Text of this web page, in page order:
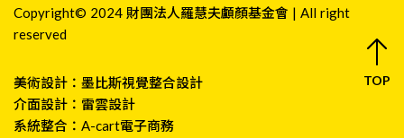
Copyright© 2024 財團法人羅慧夫顱顏基金會 | All right
reserved
美術設計： 墨比斯視覺整合設計
介面設計： 雷雲設計
系統整合： A-cart電子商務
TOP